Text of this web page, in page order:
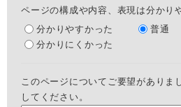
ページの構成や内容、表現は分かり
分かりやすかった
普通
分かりにくかった
このページについてご要望がありま
してください。